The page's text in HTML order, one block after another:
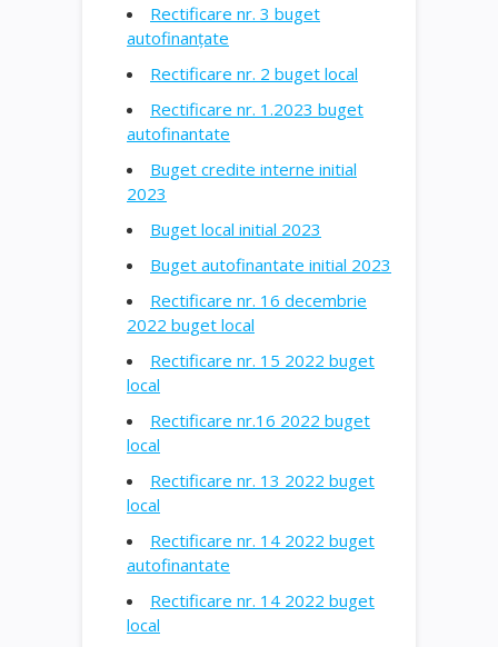
Rectificare nr. 3 buget
autofinanțate
Rectificare nr. 2 buget local
Rectificare nr. 1.2023 buget
autofinantate
Buget credite interne initial
2023
Buget local initial 2023
Buget autofinantate initial 2023
Rectificare nr. 16 decembrie
2022 buget local
Rectificare nr. 15 2022 buget
local
Rectificare nr.16 2022 buget
local
Rectificare nr. 13 2022 buget
local
Rectificare nr. 14 2022 buget
autofinantate
Rectificare nr. 14 2022 buget
local